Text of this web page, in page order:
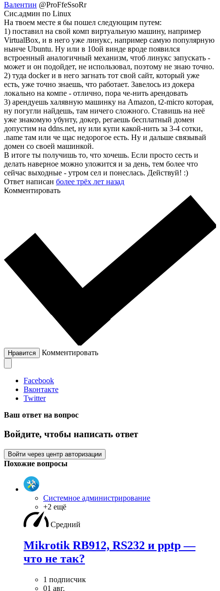
Валентин @ProFfeSsoRr
Сис.админ по Linux
На твоем месте я бы пошел следующим путем:
1) поставил на свой комп виртуальную машину, например
VirtualBox, и в него уже линукс, например самую популярную
нынче Ubuntu. Ну или в 10ой винде вроде появился
встроенный аналогичный механизм, чтоб линукс запускать -
может и он подойдет, не использовал, поэтому не знаю точно.
2) туда docker и в него загнать тот свой сайт, который уже
есть, уже точно знаешь, что работает. Завелось из докера
локально на компе - отлично, пора че-нить арендовать
3) арендуешь халявную машинку на Amazon, t2-micro которая,
ну погугли найдешь, там ничего сложного. Ставишь на неё
уже знакомую убунту, докер, регаешь бесплатный домен
допустим на ddns.net, ну или купи какой-нить за 3-4 сотки,
.name там или че щас недорогое есть. Ну и дальше связывай
домен со своей машинкой.
В итоге ты получишь то, что хочешь. Если просто сесть и
делать наверное можно уложится и за день, тем более что
сейчас выходные - утром сел и понеслась. Действуй! :)
Ответ написан более трёх лет назад
Комментировать
Нравится Комментировать
Facebook
Вконтакте
Twitter
Ваш ответ на вопрос
Войдите, чтобы написать ответ
Войти через центр авторизации
Похожие вопросы
Системное администрирование
+2 ещё
Средний
Mikrotik RB912, RS232 и pptp —
что не так?
1 подписчик
01 авг.